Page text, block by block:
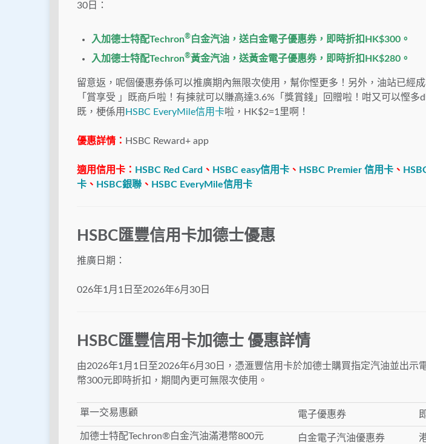
30日：
入加德士特配Techron® 白金汽油，送白金電子優惠券，即時折扣 HK$300。
入加德士特配Techron®黃金汽油， 送黃金電子優惠券，即時折扣 HK$280。
留意返，呢個優惠券係可以推廣期內無限次使用，幫你慳更多！另外，油站已經
「賞享受 」既商戶啦！有揀就可以賺高達3.6%「獎賞錢」回贈啦！咁又可以慳多
既，梗係用 HSBC EveryMile信用卡啦，HK$2=1里啊！
優惠詳情： HSBC Reward+ app
適用信用卡： HSBC Red Card 、 HSBC easy信用卡 、 HSBC Premier 信用卡 、
卡 、 HSBC銀聯 、 HSBC EveryMile信用卡
HSBC匯豐信用卡加德士優惠
推廣日期：
026年1月1日至2026年6月30日
HSBC匯豐信用卡加德士 優惠詳情
由2026年1月1日至2026年6月30日，憑滙豐信用卡於加德士購買指定汽油並出示
幣300元即時折扣，期間內更可無限次使用。
單一交易惠顧 電子優惠券
加德士特配Techron®白金汽油滿港幣800元 白金電子汽油優惠券